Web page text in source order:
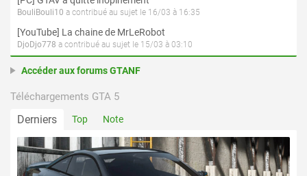
BouliBouli10 a contribué au sujet le 16/03 à 16:35
[YouTube] La chaine de MrLeRobot
DjoDjo778 a contribué au sujet le 15/03 à 03:10
Accéder aux forums GTANF
Téléchargements GTA 5
Derniers Top Note